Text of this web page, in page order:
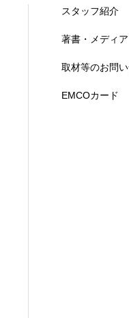
スタッフ紹介
著書・メディ
取材等のお問
EMCOカード